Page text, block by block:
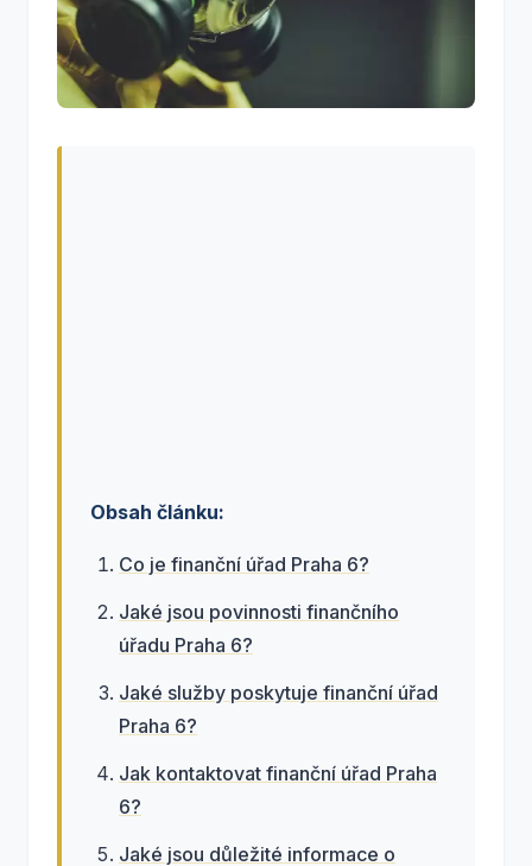
Obsah článku:
Co je finanční úřad Praha 6?
Jaké jsou povinnosti finančního
úřadu Praha 6?
Jaké služby poskytuje finanční úřad
Praha 6?
Jak kontaktovat finanční úřad Praha
6?
Jaké jsou důležité informace o